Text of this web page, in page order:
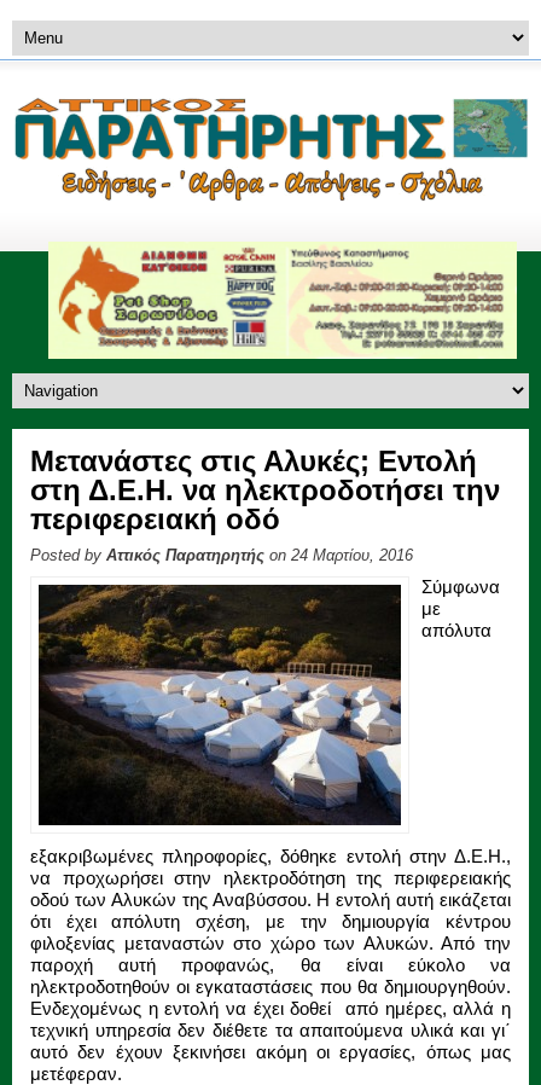
Μετανάστες στις Αλυκές; Εντολή
στη Δ.Ε.Η. να ηλεκτροδοτήσει την
περιφερειακή οδό
Posted by Αττικός Παρατηρητής on 24 Μαρτίου, 2016
Σύμφωνα
με
απόλυτα
εξακριβωμένες πληροφορίες, δόθηκε εντολή στην Δ.Ε.Η.,
να προχωρήσει στην ηλεκτροδότηση της περιφερειακής
οδού των Αλυκών της Αναβύσσου. Η εντολή αυτή εικάζεται
ότι έχει απόλυτη σχέση, με την δημιουργία κέντρου
φιλοξενίας μεταναστών στο χώρο των Αλυκών. Από την
παροχή αυτή προφανώς, θα είναι εύκολο να
ηλεκτροδοτηθούν οι εγκαταστάσεις που θα δημιουργηθούν.
Ενδεχομένως η εντολή να έχει δοθεί από ημέρες, αλλά η
τεχνική υπηρεσία δεν διέθετε τα απαιτούμενα υλικά και γι΄
αυτό δεν έχουν ξεκινήσει ακόμη οι εργασίες, όπως μας
μετέφεραν.